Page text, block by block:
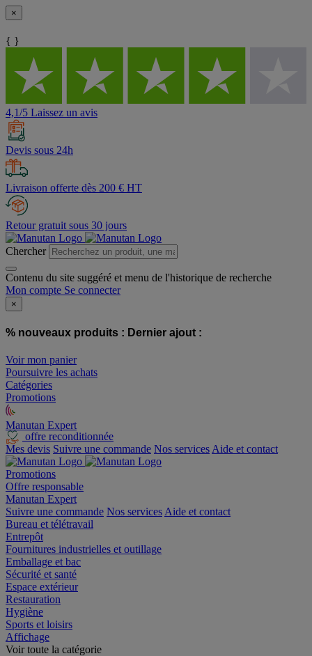
×
{ }
4,1/5 Laissez un avis
Devis sous 24h
Livraison offerte dès 200 € HT
Retour gratuit sous 30 jours
Chercher
Contenu du site suggéré et menu de l'historique de recherche
Mon compte Se connecter
×
% nouveaux produits : Dernier ajout :
Voir mon panier
Poursuivre les achats
Catégories
Promotions
Manutan Expert
offre reconditionnée
Mes devis Suivre une commande Nos services Aide et contact
Promotions
Offre responsable
Manutan Expert
Suivre une commande Nos services Aide et contact
Bureau et télétravail
Entrepôt
Fournitures industrielles et outillage
Emballage et bac
Sécurité et santé
Espace extérieur
Restauration
Hygiène
Sports et loisirs
Affichage
Voir toute la catégorie